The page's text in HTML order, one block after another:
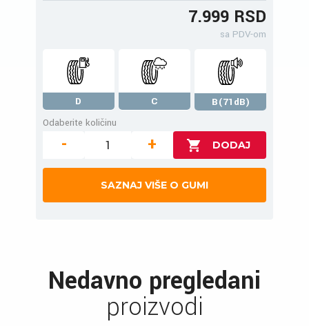
7.999 RSD
sa PDV-om
D C
B(71dB)
Odaberite količinu
- +
SAZNAJ VIŠE O GUMI
Nedavno pregledani
proizvodi